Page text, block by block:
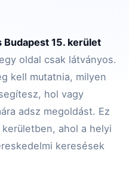
15. kerület
oldal csak látványos.
kell mutatnia, milyen
hol vagy
adsz megoldást. Ez
ahol a helyi
keresések